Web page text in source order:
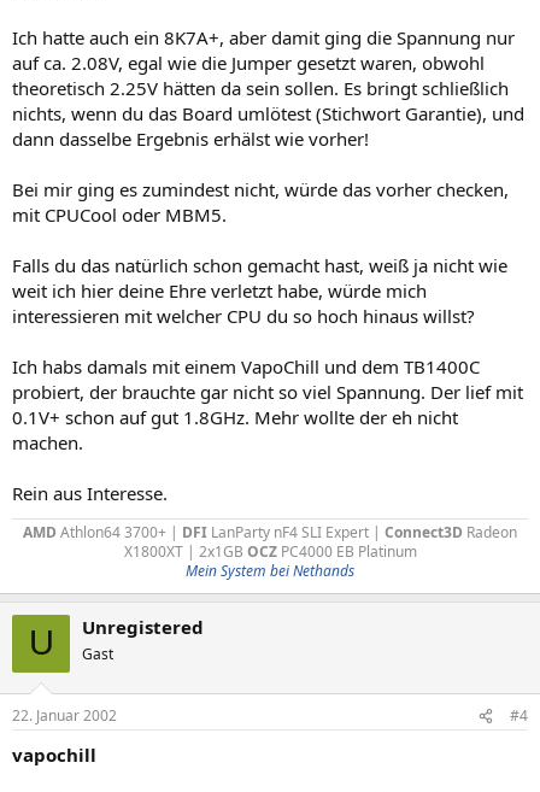
Ich hatte auch ein 8K7A+, aber damit ging die Spannung nur
auf ca. 2.08V, egal wie die Jumper gesetzt waren, obwohl
theoretisch 2.25V hätten da sein sollen. Es bringt schließlich
nichts, wenn du das Board umlötest (Stichwort Garantie), und
dann dasselbe Ergebnis erhälst wie vorher!
Bei mir ging es zumindest nicht, würde das vorher checken,
mit CPUCool oder MBM5.
Falls du das natürlich schon gemacht hast, weiß ja nicht wie
weit ich hier deine Ehre verletzt habe, würde mich
interessieren mit welcher CPU du so hoch hinaus willst?
Ich habs damals mit einem VapoChill und dem TB1400C
probiert, der brauchte gar nicht so viel Spannung. Der lief mit
0.1V+ schon auf gut 1.8GHz. Mehr wollte der eh nicht
machen.
Rein aus Interesse.
AMD Athlon64 3700+ | DFI LanParty nF4 SLI Expert | Connect3D Radeon
X1800XT | 2x1GB OCZPC4000 EB Platinum​
Mein System bei Nethands
U Unregistered
Gast
22. Januar 2002 #4
vapochill